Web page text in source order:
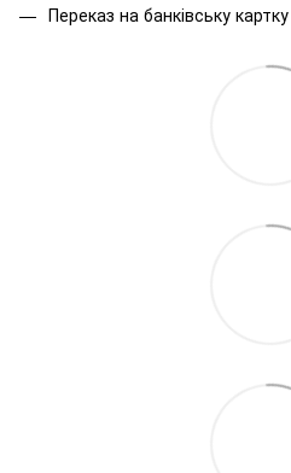
Переказ на банківську картку